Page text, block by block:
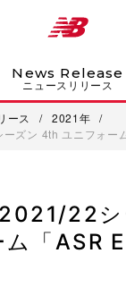
News Release
ニュースリリース
ース / 2021年
/
ズン 4th ユニフォー
22
ム「ASR